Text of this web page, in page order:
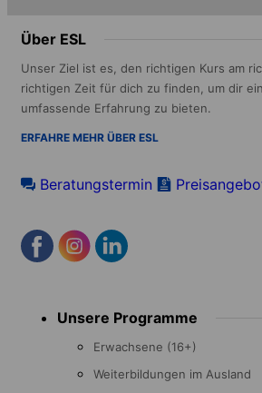
Über ESL
Unser Ziel ist es, den richtigen Kurs am
richtigen Zeit für dich zu finden, um dir
umfassende Erfahrung zu bieten.
ERFAHRE MEHR ÜBER ESL
Beratungstermin
menu Unsere Programme
Erwachsene (16+)
Weiterbildungen im Ausland